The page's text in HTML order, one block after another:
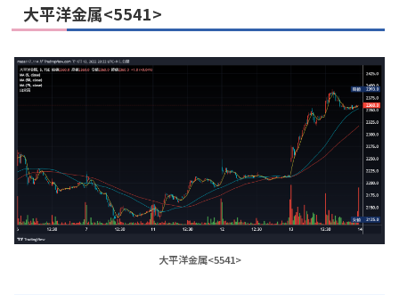
大平洋金属<5541>
大平洋金属<5541>